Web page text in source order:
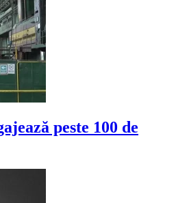
peste 100 de